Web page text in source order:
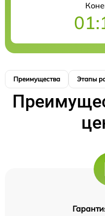
Преимущества Этапы